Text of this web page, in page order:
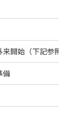
開始（下記参照
備